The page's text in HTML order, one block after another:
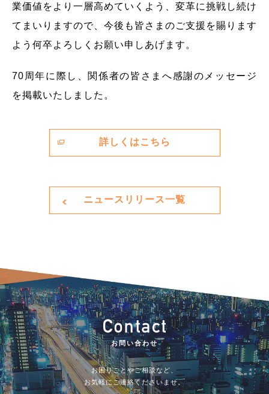
業価値をより一層高めていくよう、変革に挑戦し続け
てまいりますので、今後も皆さまのご支援を賜ります
よう何卒よろしくお願い申しあげます。
70周年に際し、関係者の皆さまへ感謝のメッセージ
を掲載いたしました。
詳しくはこちら
ニュースリリース一覧
お問い合わせ
お困りごとやご相談など、
お気軽にご連絡くださいませ。